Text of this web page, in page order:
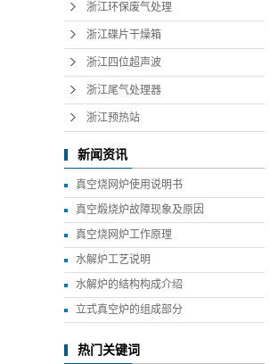
浙江环保废气处理
浙江碟片干燥箱
浙江四位超声波
浙江尾气处理器
浙江预热站
新闻资讯
真空烧网炉使用说明书
真空煅烧炉故障现象及原因
真空烧网炉工作原理
水解炉工艺说明
水解炉的结构构成介绍
立式真空炉的组成部分
热门关键词